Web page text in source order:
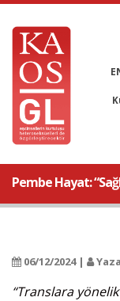
Pembe Hayat:
06/12/2024 |
“Translara